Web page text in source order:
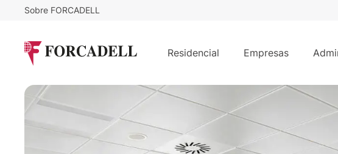
Sobre FORCADELL
Residencial Empresas
Oficina impecable en alquiler en el Campo de las